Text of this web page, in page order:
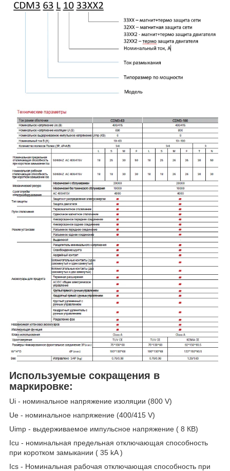
Используемые сокращения в
маркировке:
Ui - номинальное напряжение изоляции (800 V)
Ue - номинальное напряжение (400/415 V)
Uimp - выдерживаемое импульсное напряжение ( 8 КВ)
Icu - номинальная предельная отключающая способность
при коротком замыкании ( 35 kA )
Ics - Номинальная рабочая отключающая способность при